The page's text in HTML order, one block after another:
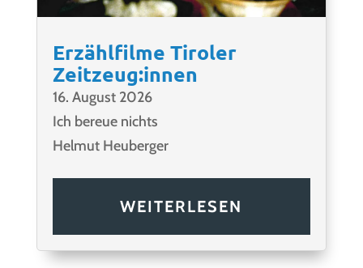
Erzählfilme Tiroler
Zeitzeug:innen
16. August 2026
Ich bereue nichts
Helmut Heuberger
WEITERLESEN